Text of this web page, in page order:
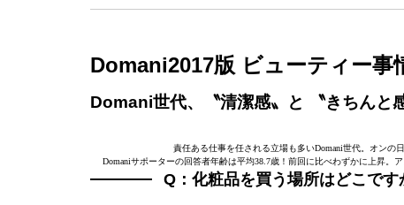
Domani2017版 ビューティー事
Domani世代、〝清潔感〟と 〝きちんと
責任ある仕事を任される立場も多いDomani世代。オンの
Domaniサポーターの回答者年齢は平均38.7歳！前回に比べわずかに上昇。
Q：化粧品を買う場所はどこです